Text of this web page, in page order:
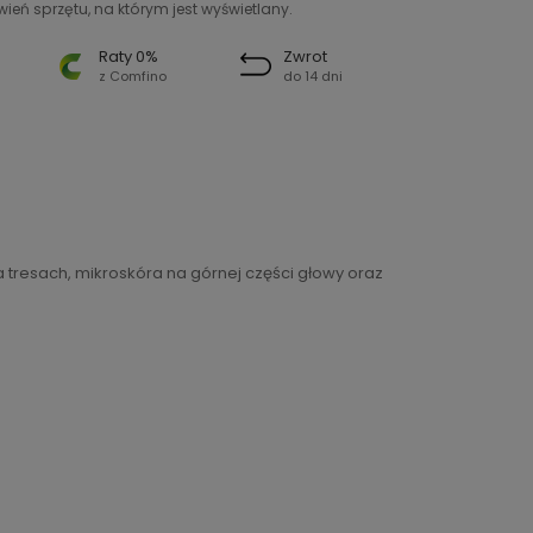
sprzętu, na którym jest wyświetlany.
Raty 0%
z Comfino
Zwrot
do 14 dni
mikroskóra na górnej części głowy oraz